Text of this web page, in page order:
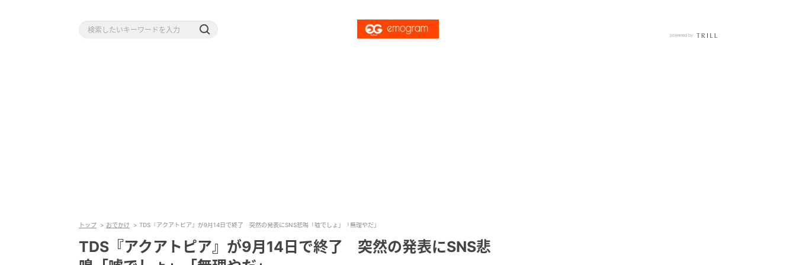
トップ おでかけ TDS『アクアトピア』が9月14日で終了 突然の発表にSNS悲鳴「嘘でしょ」「無理やだ」
TDS『アクアトピア』が9月14日で終了 突然の発表にSNS悲